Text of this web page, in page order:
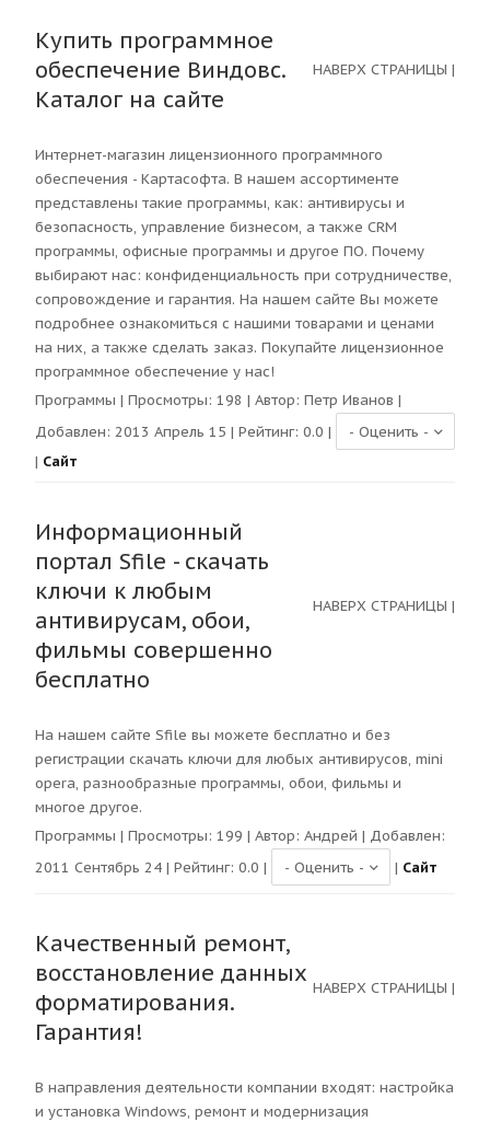
Купить программное
обеспечение Виндовс.
Каталог на сайте
НАВЕРХ СТРАНИЦЫ |
Интернет-магазин лицензионного программного
обеспечения - Картасофта. В нашем ассортименте
представлены такие программы, как: антивирусы и
безопасность, управление бизнесом, а также CRM
программы, офисные программы и другое ПО. Почему
выбирают нас: конфиденциальность при сотрудничестве,
сопровождение и гарантия. На нашем сайте Вы можете
подробнее ознакомиться с нашими товарами и ценами
на них, а также сделать заказ. Покупайте лицензионное
программное обеспечение у нас!
Программы | Просмотры: 198 | Автор: Петр Иванов |
Добавлен: 2013 Апрель 15 | Рейтинг: 0.0 |
| Сайт
Информационный
портал Sfile - скачать
ключи к любым
антивирусам, обои,
фильмы совершенно
бесплатно
НАВЕРХ СТРАНИЦЫ |
На нашем сайте Sfile вы можете бесплатно и без
регистрации скачать ключи для любых антивирусов, mini
opera, разнообразные программы, обои, фильмы и
многое другое.
Программы | Просмотры: 199 | Автор: Андрей | Добавлен:
2011 Сентябрь 24 | Рейтинг: 0.0 | | Сайт
Качественный ремонт,
восстановление данных
форматирования.
Гарантия!
НАВЕРХ СТРАНИЦЫ |
В направления деятельности компании входят: настройка
и установка Windows, ремонт и модернизация